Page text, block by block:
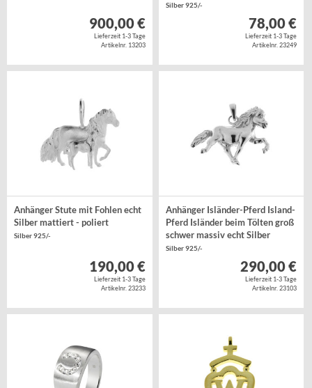
900,00 €
Lieferzeit 1-3 Tage
Artikelnr. 13203
Silber 925/-
78,00 €
Lieferzeit 1-3 Tage
Artikelnr. 23249
Anhänger Stute mit Fohlen echt
Silber mattiert - poliert
Silber 925/-
190,00 €
Lieferzeit 1-3 Tage
Artikelnr. 23233
Anhänger Isländer-Pferd Island-
Pferd Isländer beim Tölten groß
schwer massiv echt Silber
Silber 925/-
290,00 €
Lieferzeit 1-3 Tage
Artikelnr. 23103